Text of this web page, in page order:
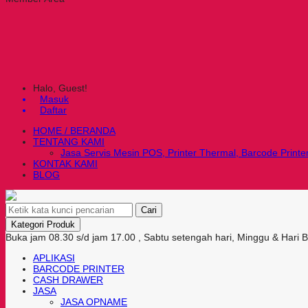
Halo, Guest!
Masuk
Daftar
HOME / BERANDA
TENTANG KAMI
Jasa Servis Mesin POS, Printer Thermal, Barcode
KONTAK KAMI
BLOG
Cari
Kategori Produk
Buka jam 08.30 s/d jam 17.00 , Sabtu setengah hari, Minggu & Hari
APLIKASI
BARCODE PRINTER
CASH DRAWER
JASA
JASA OPNAME